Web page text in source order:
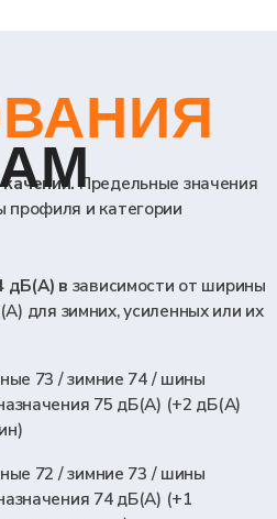
сечение
размеров
всех видов
количество при
тестов, но не
испытаний) или
службой
и предыдущих